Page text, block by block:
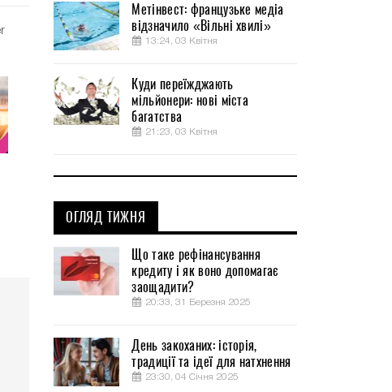
Метінвест: французьке медіа
відзначило «Вільні хвилі»
13:24, 03 Квітня
Куди переїжджають
мільйонери: нові міста
багатства
21:23, 03 Квітня
ОГЛЯД ТИЖНЯ
Що таке рефінансування
кредиту і як воно допомагає
заощадити?
20:33, 31 Березня 2025
День закоханих: історія,
традиції та ідеї для натхнення
23:30, 04 Січня 2025